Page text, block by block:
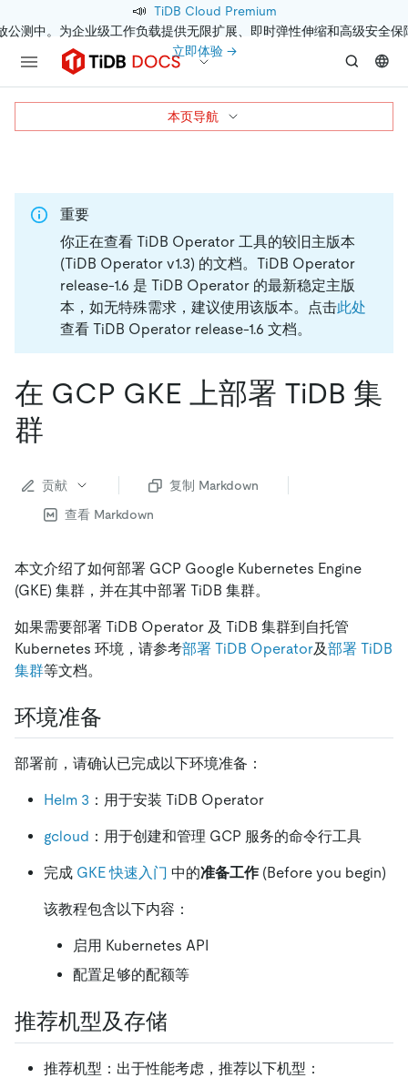
📣 TiDB Cloud Premium
公测中。为企业级工作负载提供无限扩展、即时弹性伸缩和高级安全保
立即体验 →
重要
你正在查看 TiDB Operator 工具的较旧主版本
(TiDB Operator v1.3) 的文档。 TiDB Operator
release-1.6 是 TiDB Operator 的最新稳定主版
本，如无特殊需求，建议使用该版本。点击此处
查看 TiDB Operator release-1.6 文档。
在 GCP GKE 上部署 TiDB 集
群
贡献
复制 Markdown
查看 Markdown
本文介绍了如何部署 GCP Google Kubernetes Engine
(GKE) 集群，并在其中部署 TiDB 集群。
如果需要部署 TiDB Operator 及 TiDB 集群到自托管
Kubernetes 环境，请参考部署 TiDB Operator及部署 TiDB
集群等文档。
环境准备
部署前，请确认已完成以下环境准备：
Helm 3 ：用于安装 TiDB Operator
gcloud ：用于创建和管理 GCP 服务的命令行工具
完成 GKE 快速入门 中的准备工作(Before you begin)
该教程包含以下内容：
启用 Kubernetes API
配置足够的配额等
推荐机型及存储
推荐机型：出于性能考虑，推荐以下机型：
本页导航